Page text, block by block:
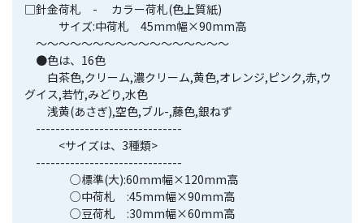
□針金荷札 - カラー荷札(色上質紙)
サイズ:中荷札 45mm幅×90mm高
〜〜〜〜〜〜〜〜〜〜〜〜〜〜〜〜〜
●色は、16色
白茶色,クリーム,濃クリーム,黄色,オレンジ,ピンク,赤,ウ
グイス,若竹,みどり,水色
浅黄(あさぎ),空色,ブル-,藤色,銀ねず
------------------------------
<サイズは、3種類>
------------------------------
○標準(大):60mm幅×120mm高
○中荷札 :45mm幅×90mm高
○豆荷札 :30mm幅×60mm高